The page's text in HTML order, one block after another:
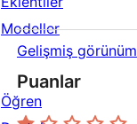
Gelişmiş görünüm
Puanlar
Modeller
Öğren